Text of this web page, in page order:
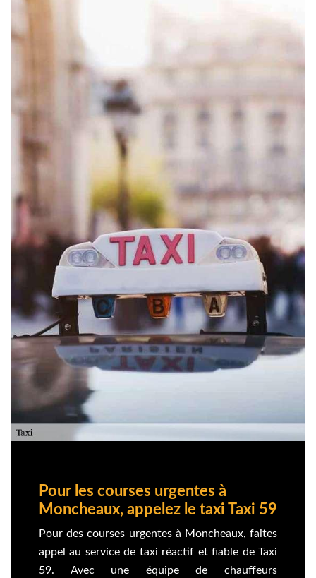
Pour les courses urgentes à
Moncheaux, appelez le taxi Taxi 59
Pour des courses urgentes à Moncheaux, faites
appel au service de taxi réactif et fiable de Taxi
59. Avec une équipe de chauffeurs